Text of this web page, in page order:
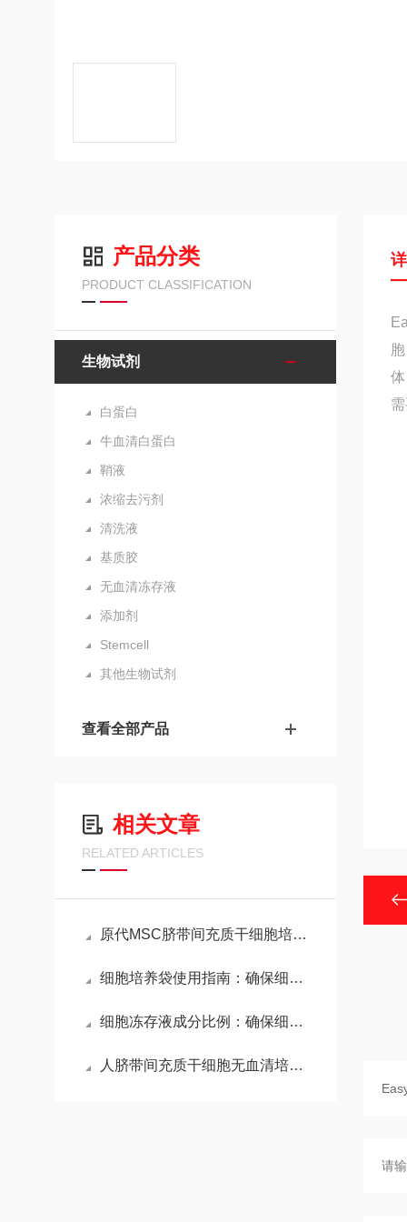
产品分类
PRODUCT CLASSIFICATION
生物试剂
白蛋白
牛血清白蛋白
鞘液
浓缩去污剂
清洗液
基质胶
无血清冻存液
添加剂
Stemcell
其他生物试剂
查看全部产品
相关文章
RELATED ARTICLES
原代MSC脐带间充质干细胞培养基基本成分与特性
细胞培养袋使用指南：确保细胞培养的高效与安全
细胞冻存液成分比例：确保细胞存活的关键
人脐带间充质干细胞无血清培养基（化学成分限定）